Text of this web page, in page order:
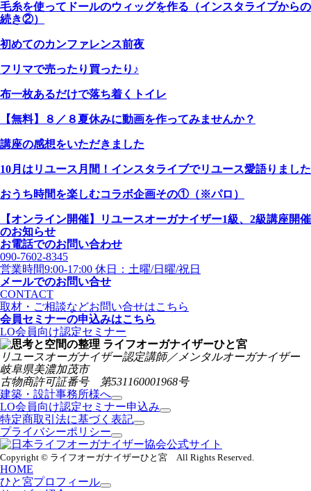
毛糸を使ってドールのウィッグを作る（インスタライブからの
続き②）
初めてのカンファレンス前夜
フリマで売ったり買ったり♪
布一枚あるだけで落ち着くトイレ
【無料】８／８夏休みに動画を作ってみませんか？
講座の感想をいただきました
10月はリユース月間！インスタライブでリユース愛語りました
おうち時間を楽しむコラボ企画その①（※パロ）
【オンライン開催】リユースオーガナイザー1級、2級講座開催
のお知らせ
お電話でのお問い合わせ
090-7602-8345
営業時間9:00-17:00 休日：土曜/日曜/祝日
メールでのお問い合せ
CONTACT
取材・ご相談などお問い合せはこちら
会員セミナーの申込みはこちら
LO会員向け認定セミナー
リユースオーガナイザー認定講師／メンタルオーガナイザー
岐阜県美濃加茂市
古物商許可証番号 第531160001968号
建築・設計事務所様へ
LO会員向け認定セミナー申込み
特定商取引法に基づく表記
プライバシーポリシー
Copyright © ライフオーガナイザーひと宮 All Rights Reserved.
HOME
ひと宮プロフィール